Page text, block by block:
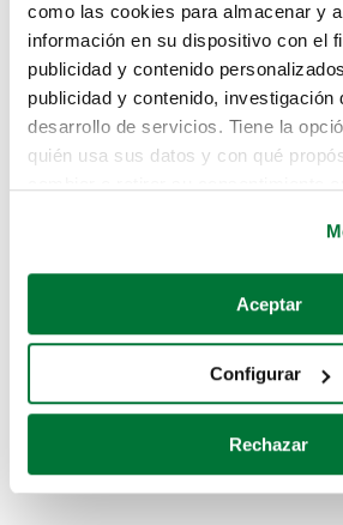
como las cookies para almacenar y
información en su dispositivo con el
publicidad y contenido
publicidad y contenido, investigación
desarrollo de servicios. Tiene la
quién usa sus datos y con qué
Si lo permite, también quisiéramos:
Recopilar información sobre su
Identificar su dispositivo
para buscar características
Obtenga más información sobre
Aceptar
Configurar
Rechazar
Lo sentimos, no
te hemos traido
Pero puedes encontrar el coche
buscando en alguno de estos
Coches de segunda mano
Coches de km0